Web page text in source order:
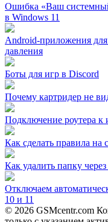
Ошибка «Ваш
в Windows 11
Android-приложения
давления
Боты для игр в Discord
Почему картридер не
Подключение роутера к
Как сделать правила на
Как удалить папку
Отключаем
10 и 11
© 2026 GSMcentr.com